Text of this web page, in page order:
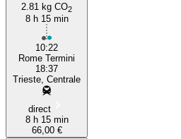
2.81 kg CO2
8 h 15 min
10:22
Rome Termini
18:37
Trieste, Centrale
direct
8 h 15 min
66,00 €